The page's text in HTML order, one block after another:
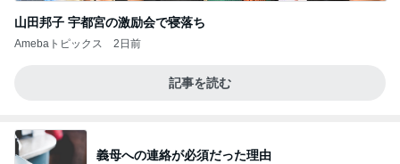
山田邦子 宇都宮の激励会で寝落ち
Amebaトピックス 2日前
記事を読む
義母への連絡が必須だった理由